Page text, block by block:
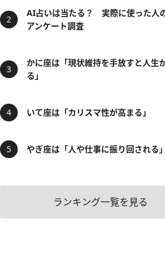
AI占いは当たる？ 実際に使った人
アンケート調査
かに座は「現状維持を手放すと人生
る」
いて座は「カリスマ性が高まる」
やぎ座は「人や仕事に振り回される」
ランキング一覧を見る